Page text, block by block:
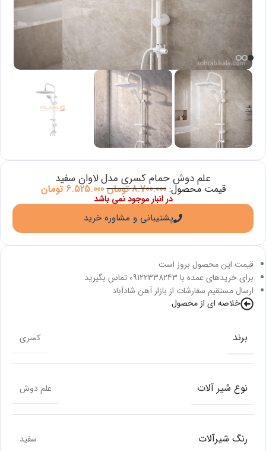
قیمت این محصول بروز است
برای خریدهای عمده با 09122338243 تماس بگیرید
ارسال مستقیم سفارشات از بازار آهن شادآباد
خلاصه ای از محصول
برند کسری
نوع شیر آلات علم دوش
رنگ شیرآلات سفید
علم دوش حمام کسری مدل لاوان سفید
قیمت محصول:8.700.000 تومان 6.525.000 تومان
در انبار موجود نمی باشد
پشتیبانی و مشاوره خرید